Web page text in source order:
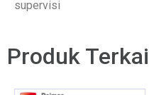
supervisi
Produk